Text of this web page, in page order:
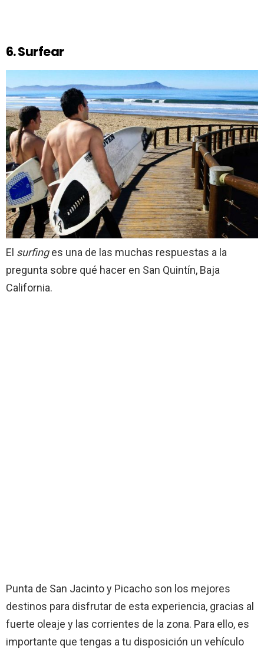
6. Surfear
El surfinges una de las muchas respuestas a la
pregunta sobre qué hacer en San Quintín, Baja
California.
Punta de San Jacinto y Picacho son los mejores
destinos para disfrutar de esta experiencia, gracias al
fuerte oleaje y las corrientes de la zona. Para ello, es
importante que tengas a tu disposición un vehículo